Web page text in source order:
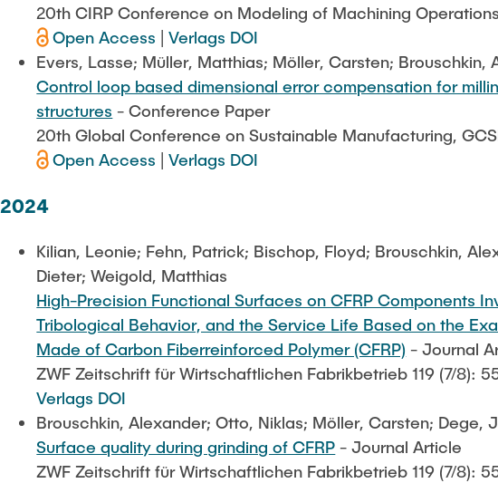
20th CIRP Conference on Modeling of Machining
Open Access
|Verlags DOI
Evers, Lasse; Müller, Matthias; Möller, Carsten; Brouschkin,
Control loop based dimensional error compensation for
structures - Conference Paper
20th Global Conference on Sustainable Manufacturing,
Open Access
|Verlags DOI
2024
Kilian, Leonie; Fehn, Patrick; Bischop, Floyd; Brouschkin,
Dieter; Weigold, Matthias
High-Precision Functional Surfaces on CFRP Components
Tribological Behavior, and the Service Life Based on the
Made of Carbon Fiberreinforced Polymer (CFRP) - Journal
ZWF Zeitschrift für Wirtschaftlichen Fabrikbetrieb 119 (7/8):
Verlags DOI
Brouschkin, Alexander; Otto, Niklas; Möller, Carsten; Dege,
Surface quality during grinding of CFRP - Journal Article
ZWF Zeitschrift für Wirtschaftlichen Fabrikbetrieb 119 (7/8):